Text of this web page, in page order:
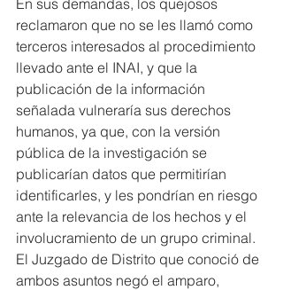
reclamaron que no se les llamó como
terceros interesados al procedimiento
llevado ante el INAI, y que la
publicación de la información
señalada vulneraría sus derechos
humanos, ya que, con la versión
pública de la investigación se
publicarían datos que permitirían
identificarles, y les pondrían en riesgo
ante la relevancia de los hechos y el
involucramiento de un grupo criminal.
El Juzgado de Distrito que conoció de
ambos asuntos negó el amparo,